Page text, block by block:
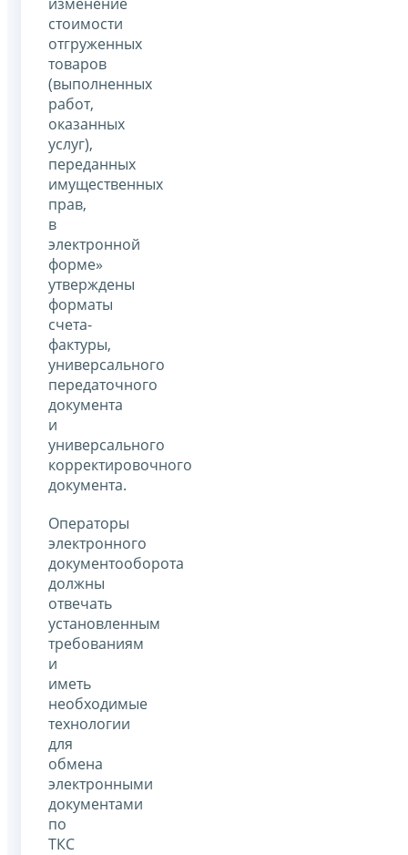
стоимости
отгруженных
товаров
(выполненных
работ,
оказанных
услуг),
переданных
имущественных
прав,
в
электронной
форме»
утверждены
форматы
счета-
фактуры,
универсального
передаточного
документа
и
универсального
корректировочного
документа.
Операторы
электронного
документооборота
должны
отвечать
установленным
требованиям
и
иметь
необходимые
технологии
для
обмена
электронными
документами
по
ТКС